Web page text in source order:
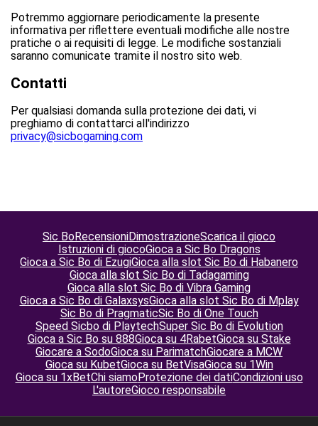
Potremmo aggiornare periodicamente la presente
informativa per riflettere eventuali modifiche alle nostre
pratiche o ai requisiti di legge. Le modifiche sostanziali
saranno comunicate tramite il nostro sito web.
Contatti
Per qualsiasi domanda sulla protezione dei dati, vi
preghiamo di contattarci all'indirizzo
privacy@sicbogaming.com
Sic BoRecensioniDimostrazioneScarica il gioco
Istruzioni di giocoGioca a Sic Bo Dragons
Gioca a Sic Bo di EzugiGioca alla slot Sic Bo di Habanero
Gioca alla slot Sic Bo di Tadagaming
Gioca alla slot Sic Bo di Vibra Gaming
Gioca a Sic Bo di GalaxsysGioca alla slot Sic Bo di Mplay
Sic Bo di PragmaticSic Bo di One Touch
Speed Sicbo di PlaytechSuper Sic Bo di Evolution
Gioca a Sic Bo su 888Gioca su 4RabetGioca su Stake
Giocare a SodoGioca su ParimatchGiocare a MCW
Gioca su KubetGioca su BetVisaGioca su 1Win
Gioca su 1xBetChi siamoProtezione dei datiCondizioni uso
L'autoreGioco responsabile